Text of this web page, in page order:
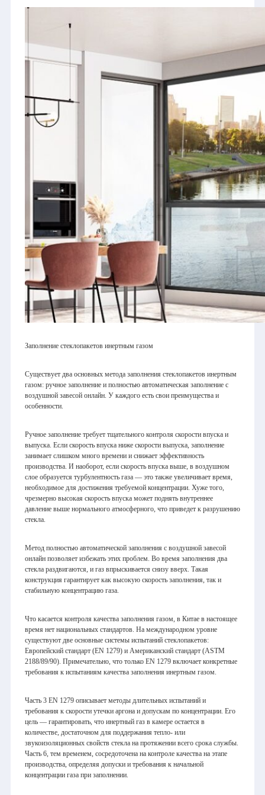
Заполнение стеклопакетов инертным газом
Существует два основных метода заполнения стеклопакетов инертным
газом: ручное заполнение и полностью автоматическая заполнение с
воздушной завесой онлайн. У каждого есть свои преимущества и
особенности.
Ручное заполнение требует тщательного контроля скорости впуска и
выпуска. Если скорость впуска ниже скорости выпуска, заполнение
занимает слишком много времени и снижает эффективность
производства. И наоборот, если скорость впуска выше, в воздушном
слое образуется турбулентность газа — это также увеличивает время,
необходимое для достижения требуемой концентрации. Хуже того,
чрезмерно высокая скорость впуска может поднять внутреннее
давление выше нормального атмосферного, что приведет к разрушению
стекла.
Метод полностью автоматической заполнения с воздушной завесой
онлайн позволяет избежать этих проблем. Во время заполнения два
стекла раздвигаются, и газ впрыскивается снизу вверх. Такая
конструкция гарантирует как высокую скорость заполнения, так и
стабильную концентрацию газа.
Что касается контроля качества заполнения газом, в Китае в настоящее
время нет национальных стандартов. На международном уровне
существуют две основные системы испытаний стеклопакетов:
Европейский стандарт (EN 1279) и Американский стандарт (ASTM
2188/89/90). Примечательно, что только EN 1279 включает конкретные
требования к испытаниям качества заполнения инертным газом.
Часть 3 EN 1279 описывает методы длительных испытаний и
требования к скорости утечки аргона и допускам по концентрации. Его
цель — гарантировать, что инертный газ в камере остается в
количестве, достаточном для поддержания тепло- или
звукоизоляционных свойств стекла на протяжении всего срока службы.
Часть 6, тем временем, сосредоточена на контроле качества на этапе
производства, определяя допуски и требования к начальной
концентрации газа при заполнении.